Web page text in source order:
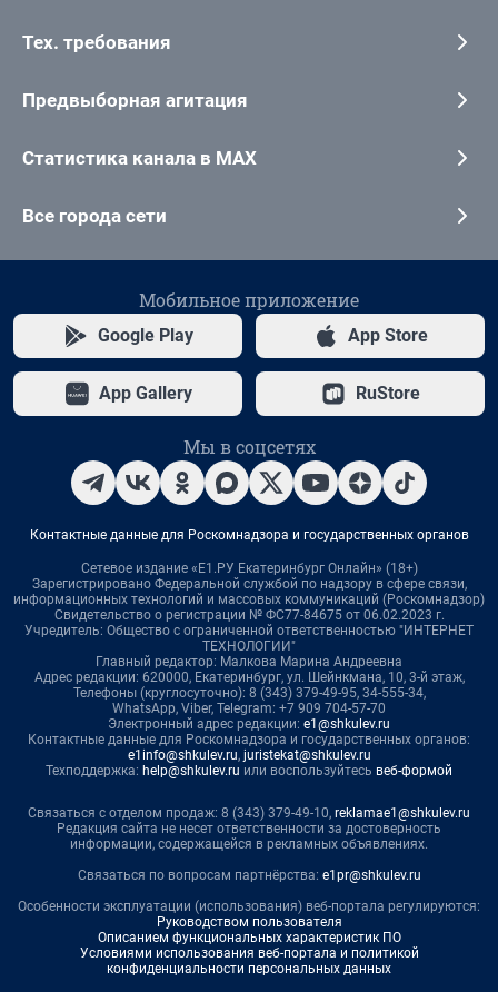
Тех. требования
Предвыборная агитация
Статистика канала в MAX
Все города сети
Мобильное приложение
Google Play App Store
App Gallery RuStore
Мы в соцсетях
Контактные данные для Роскомнадзора и государственных органов
Сетевое издание «Е1.РУ Екатеринбург Онлайн» (18+)
Зарегистрировано Федеральной службой по надзору в сфере связи,
информационных технологий и массовых коммуникаций (Роскомнадзор)
Свидетельство о регистрации № ФС77-84675 от 06.02.2023 г.
Учредитель: Общество с ограниченной ответственностью "ИНТЕРНЕТ
ТЕХНОЛОГИИ"
Главный редактор: Малкова Марина Андреевна
Адрес редакции: 620000, Екатеринбург, ул. Шейнкмана, 10, 3-й этаж,
Телефоны (круглосуточно): 8 (343) 379-49-95, 34-555-34,
WhatsApp, Viber, Telegram: +7 909 704-57-70
Электронный адрес редакции: e1@shkulev.ru
Контактные данные для Роскомнадзора и государственных органов:
e1info@shkulev.ru, juristekat@shkulev.ru
Техподдержка: help@shkulev.ru или воспользуйтесь веб-формой
Связаться с отделом продаж: 8 (343) 379-49-10, reklamae1@shkulev.ru
Редакция сайта не несет ответственности за достоверность
информации, содержащейся в рекламных объявлениях.
Связаться по вопросам партнёрства: e1pr@shkulev.ru
Особенности эксплуатации (использования) веб-портала регулируются:
Руководством пользователя
Описанием функциональных характеристик ПО
Условиями использования веб-портала и политикой
конфиденциальности персональных данных